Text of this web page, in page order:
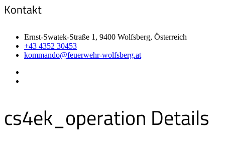
Kontakt
Ernst-Swatek-Straße 1, 9400 Wolfsberg, Österreich
+43 4352 30453
kommando@feuerwehr-wolfsberg.at
cs4ek_operation Details